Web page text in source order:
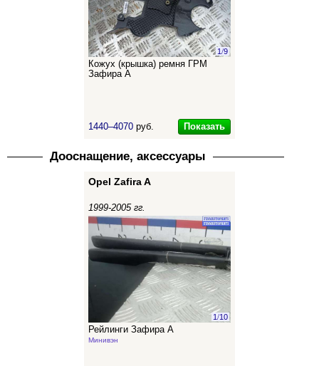
1/9
Кожух (крышка) ремня ГРМ
Зафира А
1440–4070 руб. Показать
Дооснащение, аксессуары
Opel Zafira A
1999-2005 гг.
1/10
Рейлинги Зафира А
Минивэн